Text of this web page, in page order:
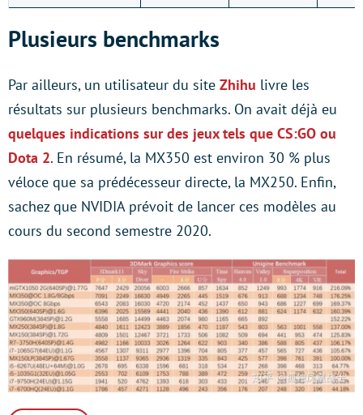
Plusieurs benchmarks
Par ailleurs, un utilisateur du site Zhihu livre les
résultats sur plusieurs benchmarks. On avait déjà eu
quelques indications sur des jeux tels que CS:GO ou
Dota 2. En résumé, la MX350 est environ 30 % plus
véloce que sa prédécesseur directe, la MX250. Enfin,
sachez que NVIDIA prévoit de lancer ces modèles au
cours du second semestre 2020.